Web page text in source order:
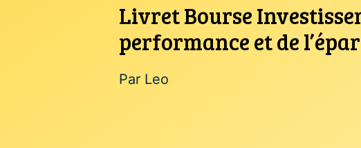
Livret Bourse
performance et de
Par Leo